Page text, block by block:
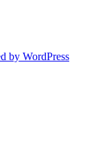
by WordPress